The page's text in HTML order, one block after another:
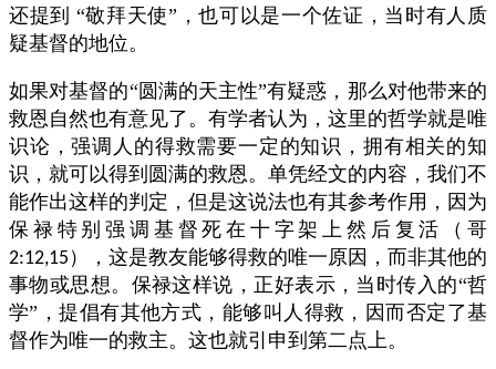
还提到 “敬拜天使”，也可以是一个佐证，当时有人质
疑基督的地位。
如果对基督的“圆满的天主性”有疑惑，那么对他带来的
救恩自然也有意见了。有学者认为，这里的哲学就是唯
识论，强调人的得救需要一定的知识，拥有相关的知
识，就可以得到圆满的救恩。单凭经文的内容，我们不
能作出这样的判定，但是这说法也有其参考作用，因为
保禄特别强调基督死在十字架上然后复活（哥
2:12,15 ），这是教友能够得救的唯一原因，而非其他的
事物或思想。保禄这样说，正好表示，当时传入的“哲
学”，提倡有其他方式，能够叫人得救，因而否定了基
督作为唯一的救主。这也就引申到第二点上。